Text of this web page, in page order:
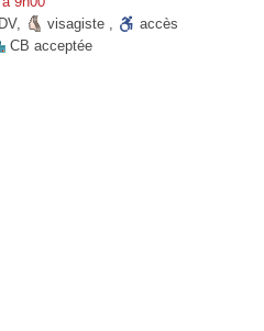
, visagiste ,
accès
CB acceptée